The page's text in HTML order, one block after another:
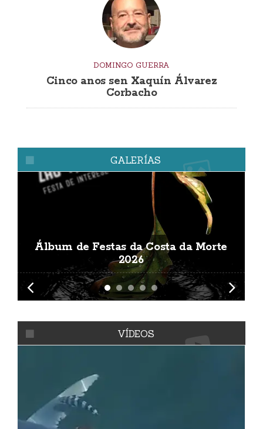
DOMINGO GUERRA
Cinco anos sen Xaquín Álvarez
Corbacho
GALERÍAS
Álbum de Festas da Costa da Morte
2026
VÍDEOS